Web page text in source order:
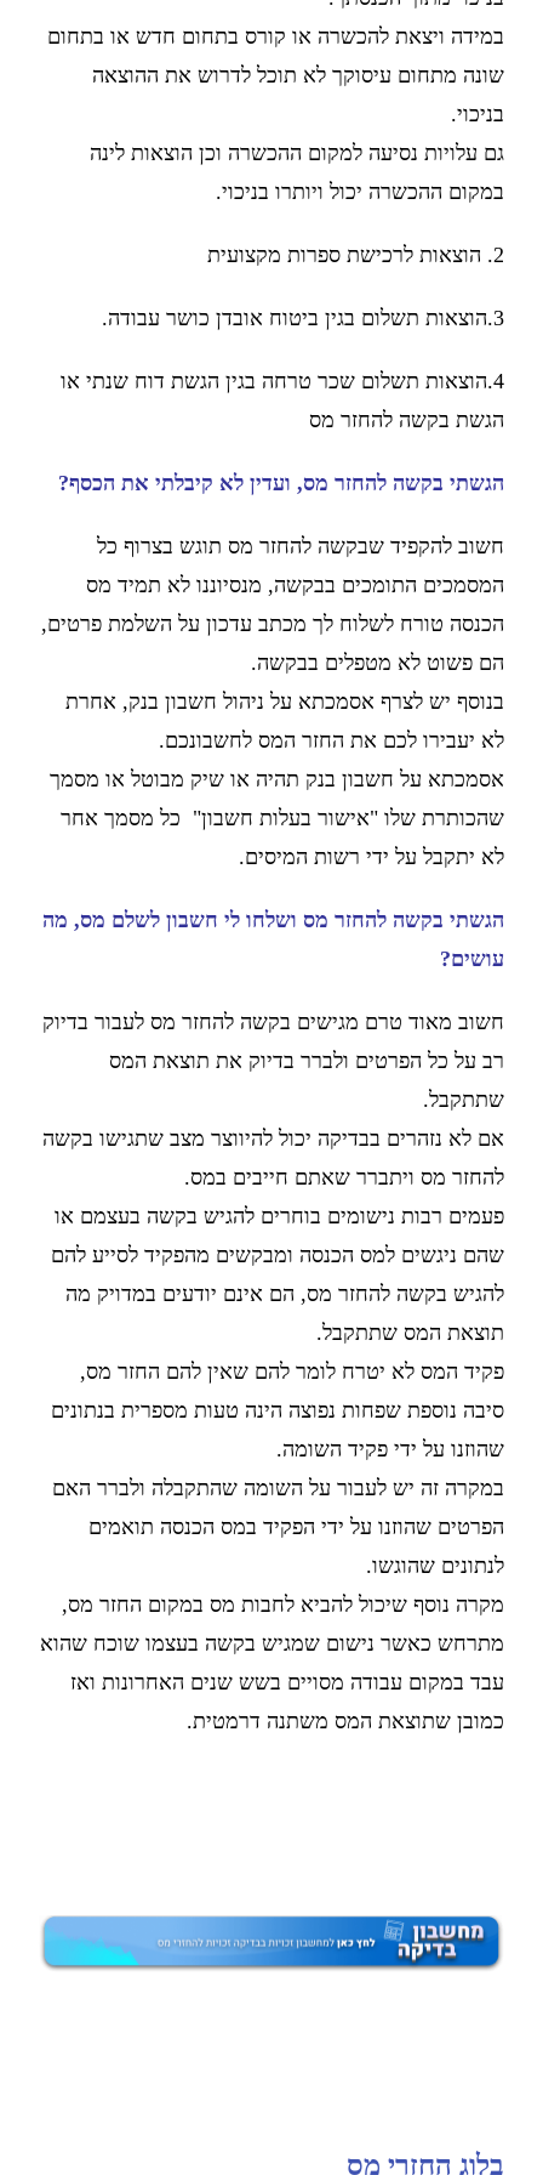
במידה ויצאת להכשרה או קורס בתחום חדש או בתחום
שונה מתחום עיסוקך לא תוכל לדרוש את ההוצאה
בניכוי.
גם עלויות נסיעה למקום ההכשרה וכן הוצאות לינה
במקום ההכשרה יכול ויותרו בניכוי.
2. הוצאות לרכישת ספרות מקצועית
3.הוצאות תשלום בגין ביטוח אובדן כושר עבודה.
4.הוצאות תשלום שכר טרחה בגין הגשת דוח שנתי או
הגשת בקשה להחזר מס
הגשתי בקשה להחזר מס, ועדין לא קיבלתי את הכסף?
חשוב להקפיד שבקשה להחזר מס תוגש בצרוף כל
המסמכים התומכים בבקשה, מנסיוננו לא תמיד מס
הכנסה טורח לשלוח לך מכתב עדכון על השלמת פרטים,
הם פשוט לא מטפלים בבקשה.
בנוסף יש לצרף אסמכתא על ניהול חשבון בנק, אחרת
לא יעבירו לכם את החזר המס לחשבונכם.
אסמכתא על חשבון בנק תהיה או שיק מבוטל או מסמך
שהכותרת שלו "אישור בעלות חשבון" כל מסמך אחר
לא יתקבל על ידי רשות המיסים.
הגשתי בקשה להחזר מס ושלחו לי חשבון לשלם מס, מה
עושים?
חשוב מאוד טרם מגישים בקשה להחזר מס לעבור בדיוק
רב על כל הפרטים ולברר בדיוק את תוצאת המס
שתתקבל.
אם לא נזהרים בבדיקה יכול להיווצר מצב שתגישו בקשה
להחזר מס ויתברר שאתם חייבים במס.
פעמים רבות נישומים בוחרים להגיש בקשה בעצמם או
שהם ניגשים למס הכנסה ומבקשים מהפקיד לסייע להם
להגיש בקשה להחזר מס, הם אינם יודעים במדויק מה
תוצאת המס שתתקבל.
פקיד המס לא יטרח לומר להם שאין להם החזר מס,
סיבה נוספת שפחות נפוצה הינה טעות מספרית בנתונים
שהוזנו על ידי פקיד השומה.
במקרה זה יש לעבור על השומה שהתקבלה ולברר האם
הפרטים שהוזנו על ידי הפקיד במס הכנסה תואמים
לנתונים שהוגשו.
מקרה נוסף שיכול להביא לחבות מס במקום החזר מס,
מתרחש כאשר נישום שמגיש בקשה בעצמו שוכח שהוא
עבד במקום עבודה מסויים בשש שנים האחרונות ואז
כמובן שתוצאת המס משתנה דרמטית.
בלוג החזרי מס